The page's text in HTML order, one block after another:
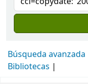
Búsqueda avanzada
Bibliotecas